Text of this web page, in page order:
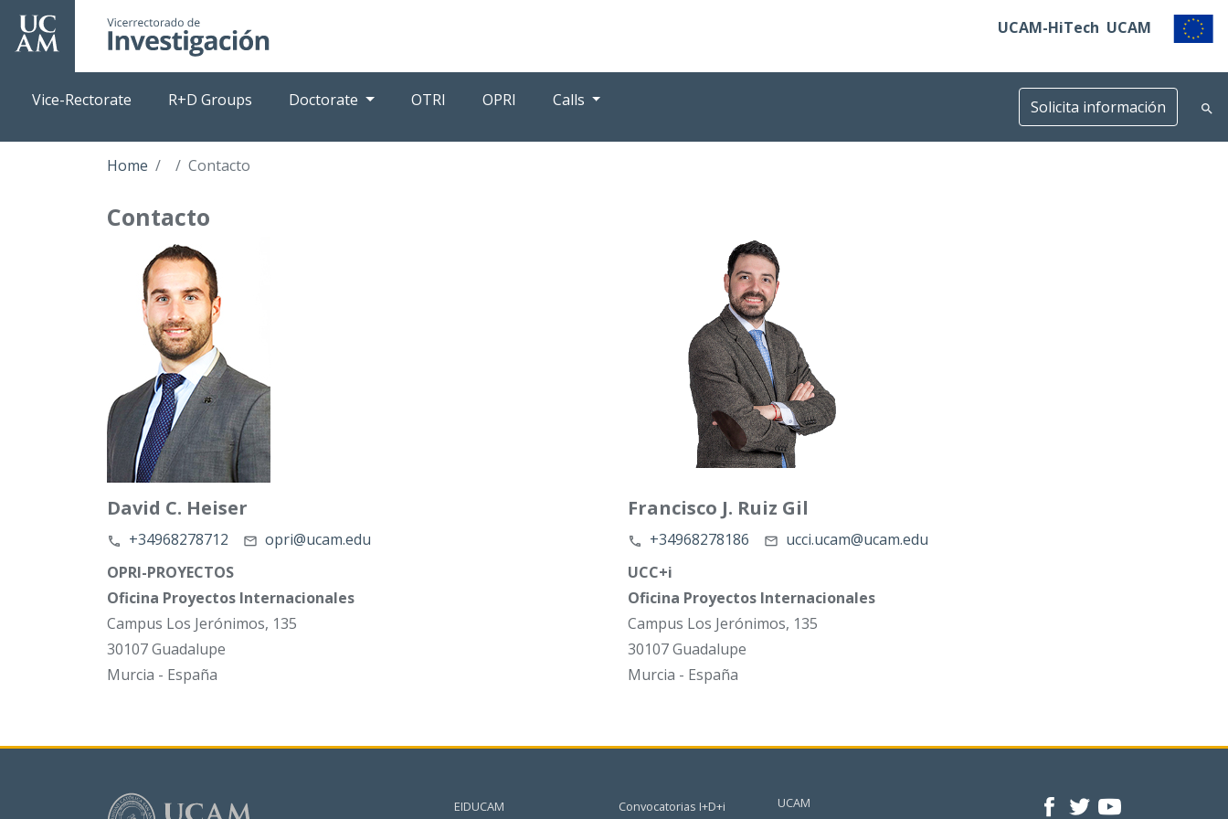
Skip
content
UCAM-HiTech UCAM
Vice-Rectorate R+D Groups Doctorate OTRI OPRI Calls Solicita información
Home Contacto
Contacto
David C. Heiser
+34968278712
opri@ucam.edu
OPRI-PROYECTOS
Oficina Proyectos Internacionales
Campus Los Jerónimos, 135
30107 Guadalupe
Murcia - España
Francisco J. Ruiz Gil
+34968278186
ucci.ucam@ucam.edu
UCC+i
Oficina Proyectos Internacionales
Campus Los Jerónimos, 135
30107 Guadalupe
Murcia - España
EIDUCAM Convocatorias I+D+i
UCAM